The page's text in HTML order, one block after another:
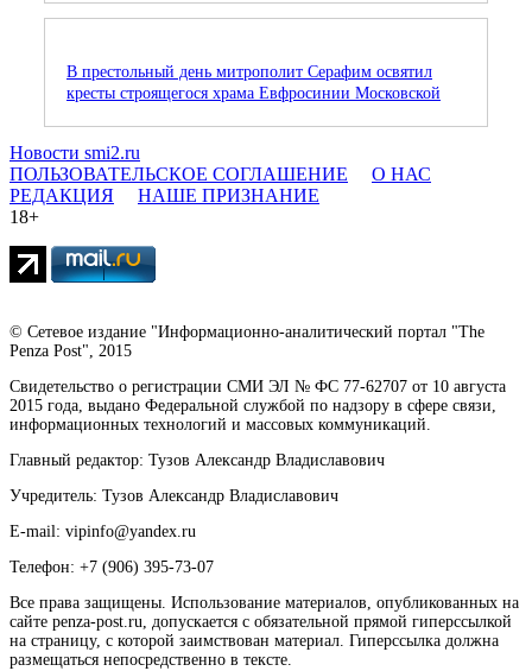
В престольный день митрополит Серафим освятил
кресты строящегося храма Евфросинии Московской
Новости smi2.ru
ПОЛЬЗОВАТЕЛЬСКОЕ СОГЛАШЕНИЕ
О НАС
РЕДАКЦИЯ
НАШЕ ПРИЗНАНИЕ
18+
© Сетевое издание "Информационно-аналитический портал "The
Penza Post", 2015
Свидетельство о регистрации СМИ ЭЛ № ФС 77-62707 от 10 августа
2015 года, выдано Федеральной службой по надзору в сфере связи,
информационных технологий и массовых коммуникаций.
Главный редактор: Тузов Александр Владиславович
Учредитель: Тузов Александр Владиславович
E-mail: vipinfo@yandex.ru
Телефон: +7 (906) 395-73-07
Все права защищены. Использование материалов, опубликованных на
сайте penza-post.ru, допускается с обязательной прямой гиперссылкой
на страницу, с которой заимствован материал. Гиперссылка должна
размещаться непосредственно в тексте.